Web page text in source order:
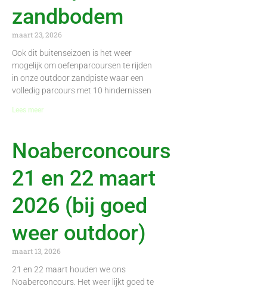
zandbodem
maart 23, 2026
Ook dit buitenseizoen is het weer
mogelijk om oefenparcoursen te rijden
in onze outdoor zandpiste waar een
volledig parcours met 10 hindernissen
Lees meer
Noaberconcours
21 en 22 maart
2026 (bij goed
weer outdoor)
maart 13, 2026
21 en 22 maart houden we ons
Noaberconcours. Het weer lijkt goed te